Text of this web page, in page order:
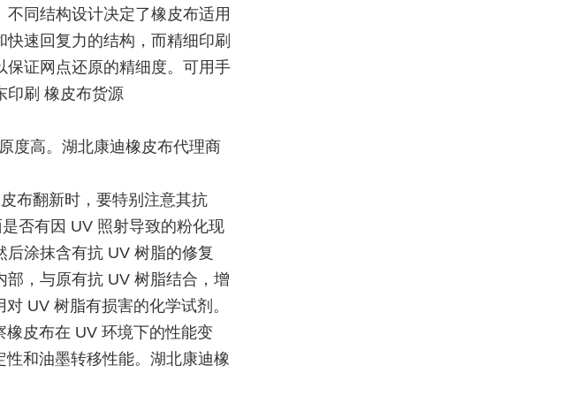
同结构设计决定了橡皮布适用
速回复力的结构，而精细印刷
保证网点还原的精细度。可用手
印刷 橡皮布货源
度高。湖北康迪橡皮布代理商
布翻新时，要特别注意其抗
否有因 UV 照射导致的粉化现
涂抹含有抗 UV 树脂的修复
，与原有抗 UV 树脂结合，增
UV 树脂有损害的化学试剂。
皮布在 UV 环境下的性能变
和油墨转移性能。湖北康迪橡